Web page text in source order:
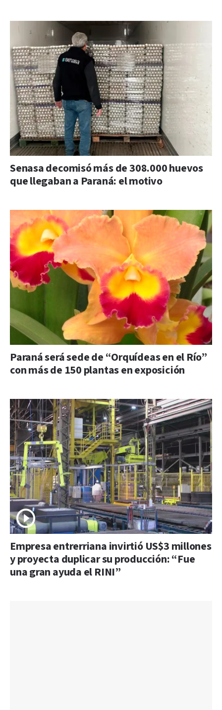
Senasa decomisó más de 308.000 huevos
que llegaban a Paraná: el motivo
Paraná será sede de “Orquídeas en el Río”
con más de 150 plantas en exposición
Empresa entrerriana invirtió US$3 millones
y proyecta duplicar su producción: “Fue
una gran ayuda el RINI”